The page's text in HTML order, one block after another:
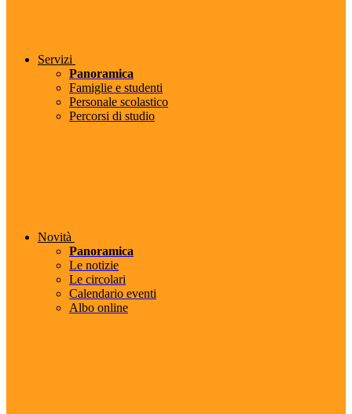
Servizi
Panoramica
Famiglie e studenti
Personale scolastico
Percorsi di studio
Novità
Panoramica
Le notizie
Le circolari
Calendario eventi
Albo online